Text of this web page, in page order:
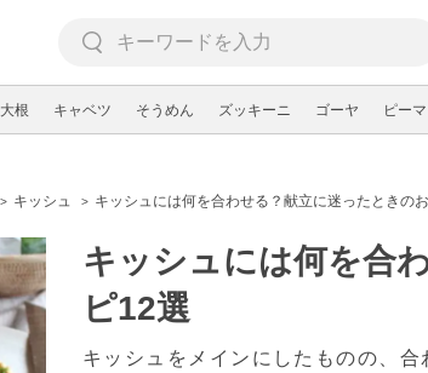
大根 キャベツ そうめん ズッキーニ ゴーヤ ピー
キッシュ キッシュには何を合わせる？献立に迷ったときの
キッシュには何を合
ピ12選
キッシュをメインにしたものの、